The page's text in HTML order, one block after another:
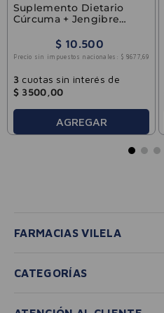
Suplemento Dietario
Cúrcuma + Jengibre
$ 10.500
Precio sin impuestos nacionales: $ 8677 ,69
3cuotas sin interés de
$ 3500 00
AGREGAR
FARMACIAS VILELA
CATEGORÍAS